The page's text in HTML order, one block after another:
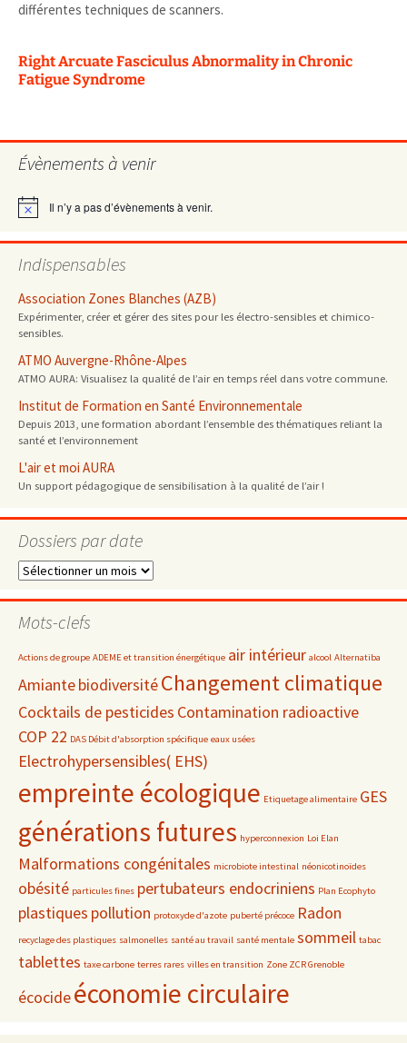
différentes techniques de scanners.
Right Arcuate Fasciculus Abnormality in Chronic
Fatigue Syndrome
Évènements à venir
Notice Il n’y a pas d’évènements à venir.
Indispensables
Association Zones Blanches (AZB)
Expérimenter, créer et gérer des sites pour les électro-sensibles et chimico-
sensibles.
ATMO Auvergne-Rhône-Alpes
ATMO AURA: Visualisez la qualité de l’air en temps réel dans votre commune.
Institut de Formation en Santé Environnementale
Depuis 2013, une formation abordant l’ensemble des thématiques reliant la
santé et l’environnement
L'air et moi AURA
Un support pédagogique de sensibilisation à la qualité de l’air !
Dossiers par date
Dossiers
date
Mots-clefs
Actions de groupe ADEME et transition énergétique air intérieur alcool Alternatiba
AmiantebiodiversitéChangement climatique
Cocktails de pesticides Contamination radioactive
COP 22 DAS Débit d'absorption spécifique eaux usées
Electrohypersensibles( EHS)
empreinte écologique Etiquetage alimentaire GES
générations futures hyperconnexion Loi Elan
Malformations congénitales microbiote intestinal néonicotinoïdes
obésité particules fines pertubateurs endocriniens Plan Ecophyto
plastiques pollution protoxyde d'azote puberté précoce Radon
recyclage des plastiques salmonelles santé au travail santé mentale sommeil tabac
tablettes taxe carbone terres rares villes en transition Zone ZCR Grenoble
écocideéconomie circulaire